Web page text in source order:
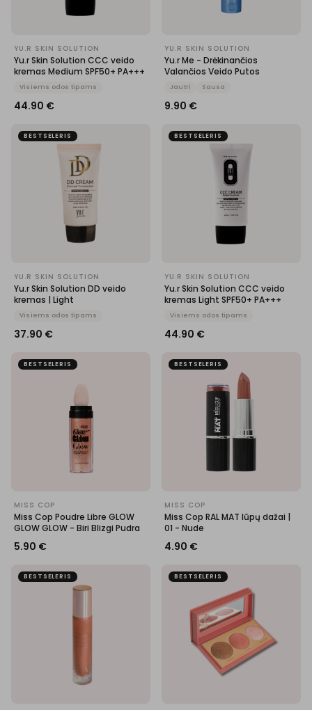
YU.R SKIN SOLUTION
Yu.r Skin Solution CCC veido
kremas Medium SPF50+ PA+++
Visiems odos tipams
44.90 €
YU.R SKIN SOLUTION
Yu.r Me - Drėkinančios
Valančios Veido Putos
Jautri Sausa
9.90 €
BESTSELERIS
YU.R SKIN SOLUTION
Yu.r Skin Solution DD veido
kremas | Light
Visiems odos tipams
37.90 €
BESTSELERIS
YU.R SKIN SOLUTION
Yu.r Skin Solution CCC veido
kremas Light SPF50+ PA+++
Visiems odos tipams
44.90 €
BESTSELERIS
MISS COP
Miss Cop Poudre Libre GLOW
GLOW GLOW - Biri Blizgi Pudra
5.90 €
BESTSELERIS
MISS COP
Miss Cop RAL MAT lūpų dažai |
01 - Nude
4.90 €
BESTSELERIS BESTSELERIS